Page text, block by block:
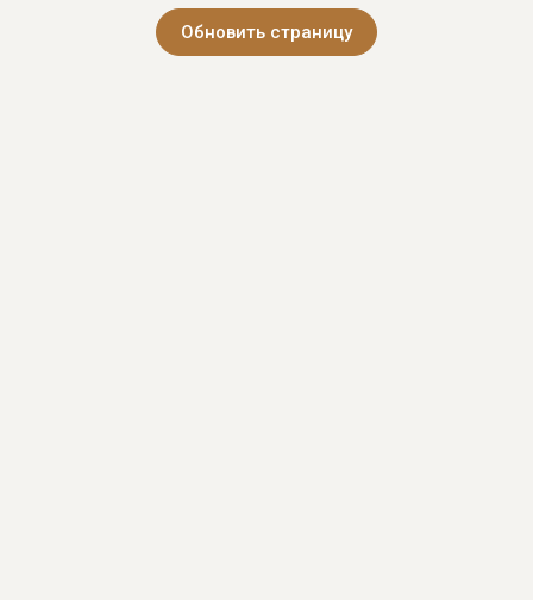
Обновить страницу